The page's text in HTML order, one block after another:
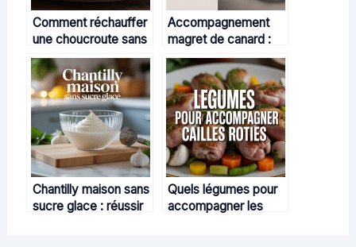
Comment réchauffer
une choucroute sans
la dessécher
Accompagnement
magret de canard :
idées, conseils et
accords gourmands
Chantilly maison sans
sucre glace : réussir
Quels légumes pour
accompagner les